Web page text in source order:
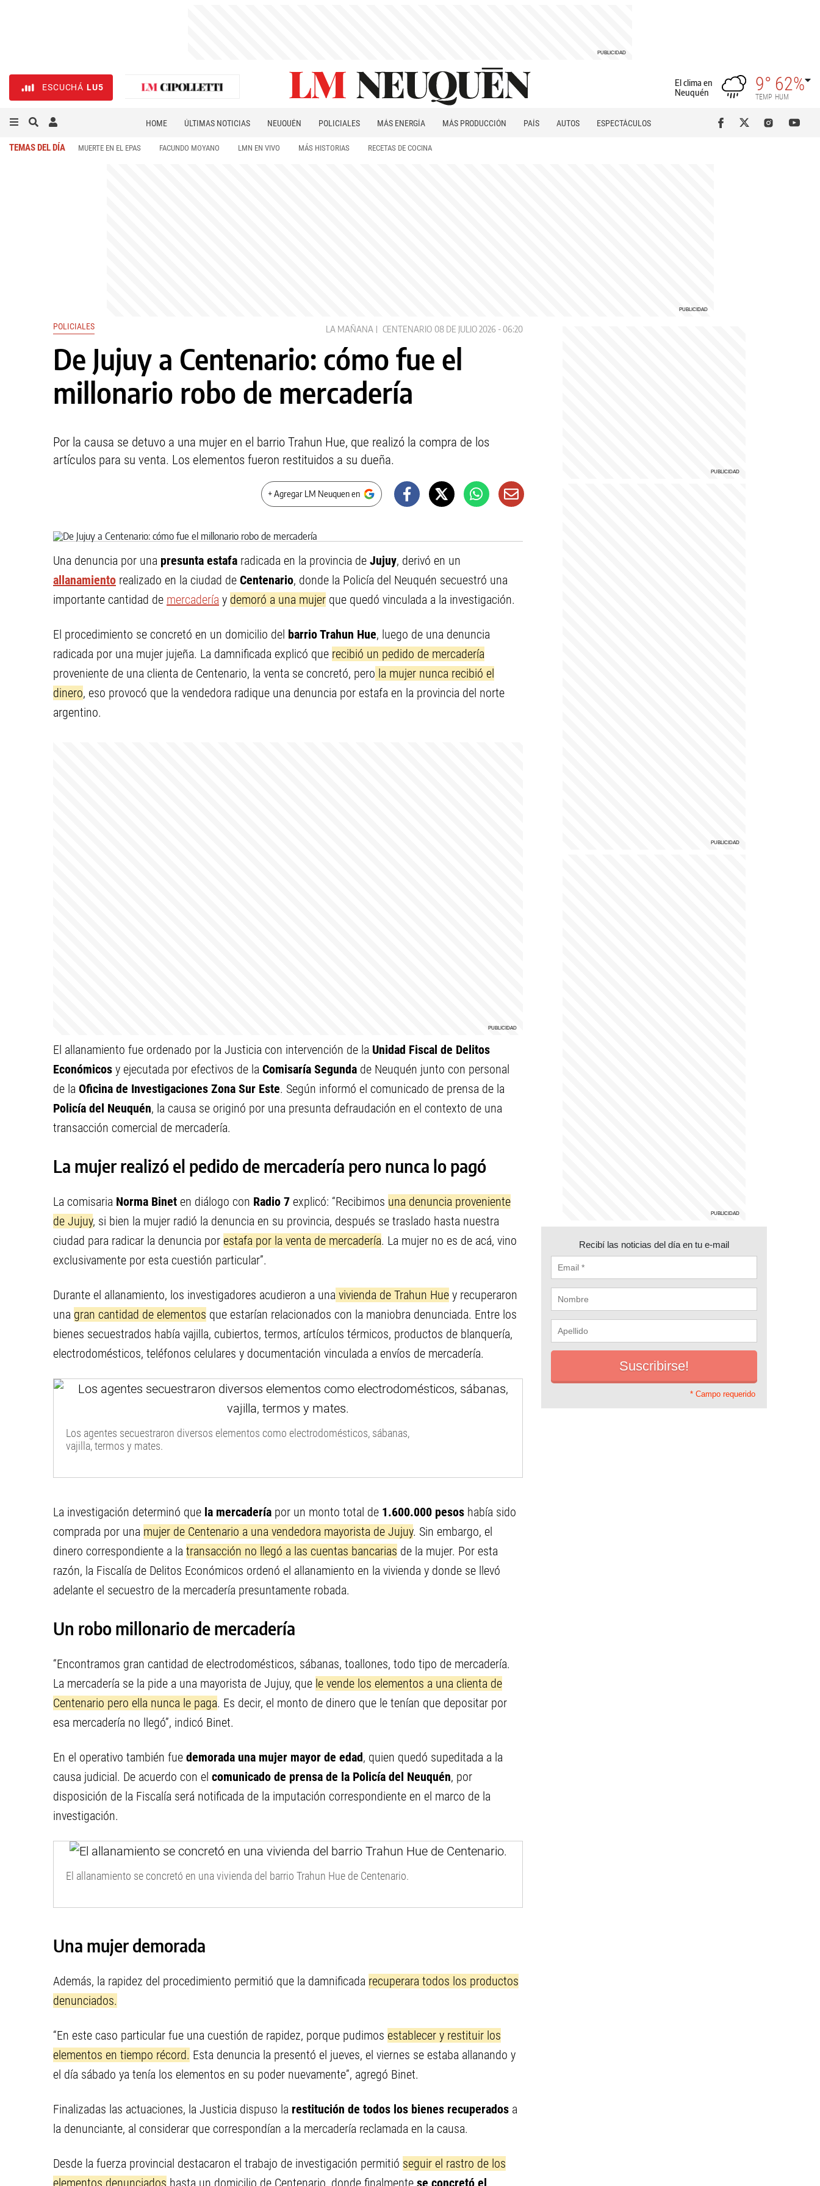
ESCUCHÁ LU5
El clima en
Neuquén
9°
TEMP
62%
HUM
HOME ÚLTIMAS NOTICIAS NEUQUÉN POLICIALES MÁS ENERGÍA MÁS PRODUCCIÓN PAÍS AUTOS
ESPECTÁCULOS
TEMAS DEL DÍA MUERTE EN EL EPAS FACUNDO MOYANO LMN EN VIVO MÁS HISTORIAS RECETAS DE COCINA
POLICIALES LA MAÑANA CENTENARIO 08 DE JULIO 2026 - 06:20
De Jujuy a Centenario: cómo fue el
millonario robo de mercadería
Por la causa se detuvo a una mujer en el barrio Trahun Hue, que realizó la compra de los
artículos para su venta. Los elementos fueron restituidos a su dueña.
+ Agregar LM Neuquen en
Una denuncia por una presunta estafa radicada en la provincia de Jujuy, derivó en un
allanamiento realizado en la ciudad de Centenario, donde la Policía del Neuquén secuestró una
importante cantidad de mercadería y demoró a una mujer que quedó vinculada a la investigación.
El procedimiento se concretó en un domicilio del barrio Trahun Hue, luego de una denuncia
radicada por una mujer jujeña. La damnificada explicó que recibió un pedido de mercadería
proveniente de una clienta de Centenario, la venta se concretó, pero la mujer nunca recibió el
dinero, eso provocó que la vendedora radique una denuncia por estafa en la provincia del norte
argentino.
El allanamiento fue ordenado por la Justicia con intervención de la Unidad Fiscal de Delitos
Económicos y ejecutada por efectivos de la Comisaría Segunda de Neuquén junto con personal
de la Oficina de Investigaciones Zona Sur Este. Según informó el comunicado de prensa de la
Policía del Neuquén, la causa se originó por una presunta defraudación en el contexto de una
transacción comercial de mercadería.
La mujer realizó el pedido de mercadería pero nunca lo pagó
La comisaria Norma Binet en diálogo con Radio 7 explicó: “Recibimos una denuncia proveniente
de Jujuy, si bien la mujer radió la denuncia en su provincia, después se traslado hasta nuestra
ciudad para radicar la denuncia por estafa por la venta de mercadería. La mujer no es de acá, vino
exclusivamente por esta cuestión particular”.
Durante el allanamiento, los investigadores acudieron a una vivienda de Trahun Hue y recuperaron
una gran cantidad de elementos que estarían relacionados con la maniobra denunciada. Entre los
bienes secuestrados había vajilla, cubiertos, termos, artículos térmicos, productos de blanquería,
electrodomésticos, teléfonos celulares y documentación vinculada a envíos de mercadería.
Los agentes secuestraron diversos elementos como electrodomésticos, sábanas,
vajilla, termos y mates.
La investigación determinó que la mercadería por un monto total de 1.600.000 pesos había sido
comprada por una mujer de Centenario a una vendedora mayorista de Jujuy. Sin embargo, el
dinero correspondiente a la transacción no llegó a las cuentas bancarias de la mujer. Por esta
razón, la Fiscalía de Delitos Económicos ordenó el allanamiento en la vivienda y donde se llevó
adelante el secuestro de la mercadería presuntamente robada.
Un robo millonario de mercadería
“Encontramos gran cantidad de electrodomésticos, sábanas, toallones, todo tipo de mercadería.
La mercadería se la pide a una mayorista de Jujuy, que le vende los elementos a una clienta de
Centenario pero ella nunca le paga. Es decir, el monto de dinero que le tenían que depositar por
esa mercadería no llegó”, indicó Binet.
En el operativo también fue demorada una mujer mayor de edad, quien quedó supeditada a la
causa judicial. De acuerdo con el comunicado de prensa de la Policía del Neuquén, por
disposición de la Fiscalía será notificada de la imputación correspondiente en el marco de la
investigación.
El allanamiento se concretó en una vivienda del barrio Trahun Hue de Centenario.
Una mujer demorada
Además, la rapidez del procedimiento permitió que la damnificada recuperara todos los productos
denunciados.
“En este caso particular fue una cuestión de rapidez, porque pudimos establecer y restituir los
elementos en tiempo récord. Esta denuncia la presentó el jueves, el viernes se estaba allanando y
el día sábado ya tenía los elementos en su poder nuevamente”, agregó Binet.
Finalizadas las actuaciones, la Justicia dispuso la restitución de todos los bienes recuperados a
la denunciante, al considerar que correspondían a la mercadería reclamada en la causa.
Desde la fuerza provincial destacaron el trabajo de investigación permitió seguir el rastro de los
elementos denunciados hasta un domicilio de Centenario, donde finalmente se concretó el
Recibí las noticias del día en tu e-mail
* Campo requerido